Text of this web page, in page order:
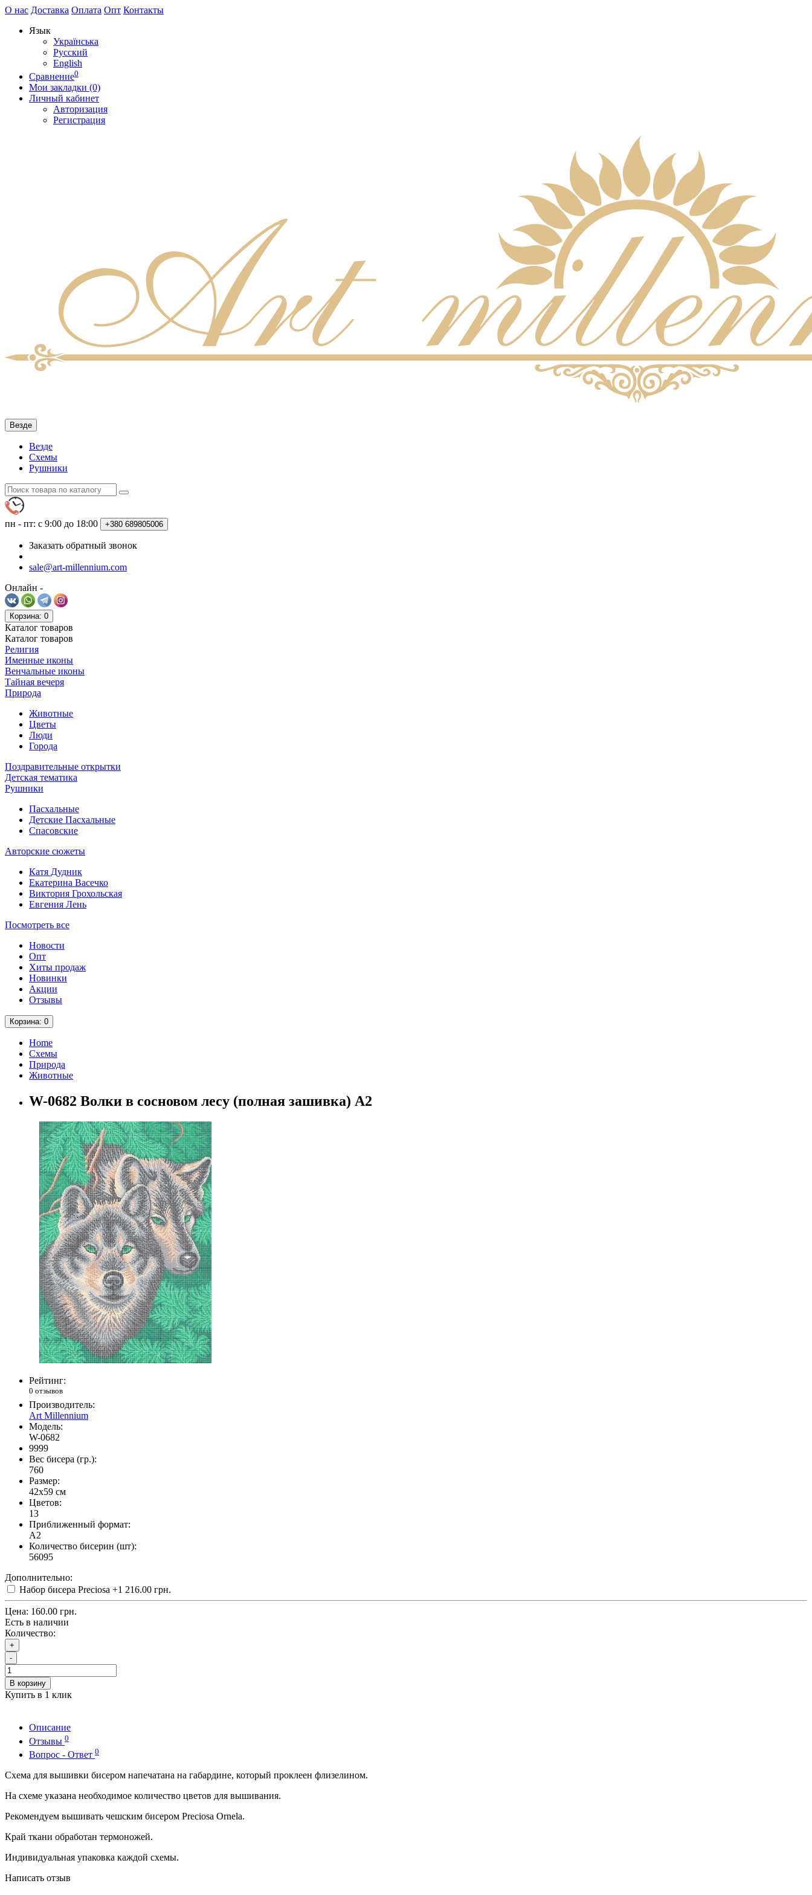
О нас Доставка Оплата Опт Контакты
Язык
Українська
Русский
English
Сравнение0
Мои закладки (0)
Личный кабинет
Авторизация
Регистрация
Везде
Везде
Схемы
Рушники
пн - пт: с 9:00 до 18:00 +380 689805006
Заказать обратный звонок
sale@art-millennium.com
Онлайн -
Корзина: 0
Каталог товаров
Каталог товаров
Религия
Именные иконы
Венчальные иконы
Тайная вечеря
Природа
Животные
Цветы
Люди
Города
Поздравительные открытки
Детская тематика
Рушники
Пасхальные
Детские Пасхальные
Спасовские
Авторские сюжеты
Катя Дудник
Екатерина Васечко
Виктория Грохольская
Евгения Лень
Посмотреть все
Новости
Опт
Хиты продаж
Новинки
Акции
Отзывы
Корзина: 0
Home
Схемы
Природа
Животные
W-0682 Волки в сосновом лесу (полная зашивка) А2
Рейтинг:
0 отзывов
Производитель:
Art Millennium
Модель:
W-0682
9999
Вес бисера (гр.):
760
Размер:
42x59 см
Цветов:
13
Приближенный формат:
A2
Количество бисерин (шт):
56095
Дополнительно:
Набор бисера Preciosa +1 216.00 грн.
Цена: 160.00 грн.
Есть в наличии
Количество:
+
-
В корзину
Купить в 1 клик
Описание
Отзывы 0
Вопрос - Ответ 0
Схема для вышивки бисером напечатана на габардине, который проклеен флизелином.
На схеме указана необходимое количество цветов для вышивания.
Рекомендуем вышивать чешским бисером Preciosa Ornela.
Край ткани обработан термоножей.
Индивидуальная упаковка каждой схемы.
Написать отзыв